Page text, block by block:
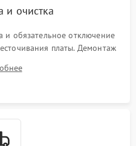
и очистка
и обязательное отключение
платы. Демонтаж
с кристаллов чипов.